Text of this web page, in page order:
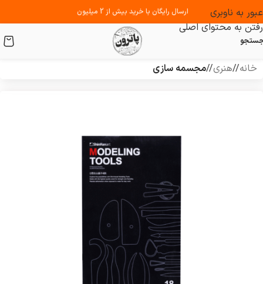
عبور به ناوبری
رفتن به محتوای اصلی
ارسال رایگان با خرید بیش از 2 میلیون
خانه/ هنری/ مجسمه سازی